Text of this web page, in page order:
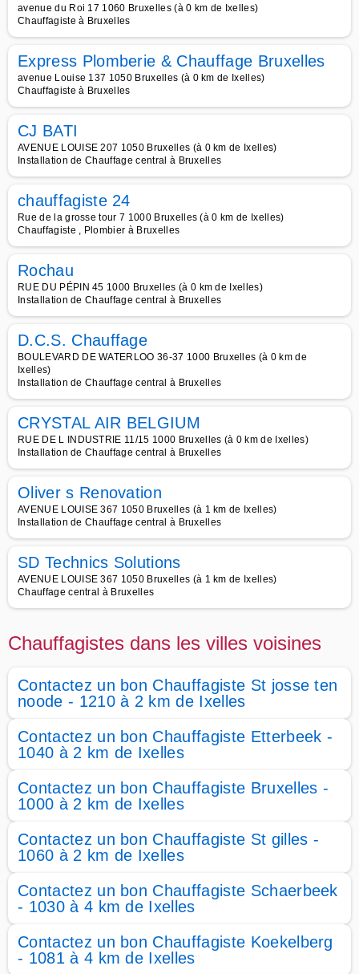
avenue du Roi 17 1060 Bruxelles (à 0 km de Ixelles)
Chauffagiste à Bruxelles
Express Plomberie & Chauffage Bruxelles
avenue Louise 137 1050 Bruxelles (à 0 km de Ixelles)
Chauffagiste à Bruxelles
CJ BATI
AVENUE LOUISE 207 1050 Bruxelles (à 0 km de Ixelles)
Installation de Chauffage central à Bruxelles
chauffagiste 24
Rue de la grosse tour 7 1000 Bruxelles (à 0 km de Ixelles)
Chauffagiste , Plombier à Bruxelles
Rochau
RUE DU PÉPIN 45 1000 Bruxelles (à 0 km de Ixelles)
Installation de Chauffage central à Bruxelles
D.C.S. Chauffage
BOULEVARD DE WATERLOO 36-37 1000 Bruxelles (à 0 km de
Ixelles)
Installation de Chauffage central à Bruxelles
CRYSTAL AIR BELGIUM
RUE DE L INDUSTRIE 11/15 1000 Bruxelles (à 0 km de Ixelles)
Installation de Chauffage central à Bruxelles
Oliver s Renovation
AVENUE LOUISE 367 1050 Bruxelles (à 1 km de Ixelles)
Installation de Chauffage central à Bruxelles
SD Technics Solutions
AVENUE LOUISE 367 1050 Bruxelles (à 1 km de Ixelles)
Chauffage central à Bruxelles
Chauffagistes dans les villes voisines
Contactez un bon Chauffagiste St josse ten
noode - 1210 à 2 km de Ixelles
Contactez un bon Chauffagiste Etterbeek -
1040 à 2 km de Ixelles
Contactez un bon Chauffagiste Bruxelles -
1000 à 2 km de Ixelles
Contactez un bon Chauffagiste St gilles -
1060 à 2 km de Ixelles
Contactez un bon Chauffagiste Schaerbeek
- 1030 à 4 km de Ixelles
Contactez un bon Chauffagiste Koekelberg
- 1081 à 4 km de Ixelles